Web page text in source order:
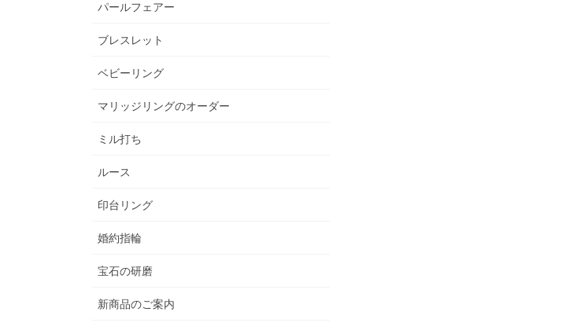
パールフェアー
ブレスレット
ベビーリング
マリッジリングのオーダー
ミル打ち
ルース
印台リング
婚約指輪
宝石の研磨
新商品のご案内